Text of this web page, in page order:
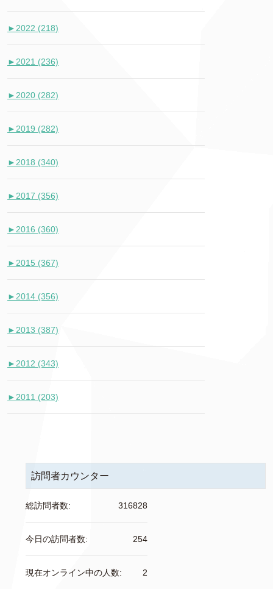
► 2022 (218)
► 2021 (236)
► 2020 (282)
► 2019 (282)
► 2018 (340)
► 2017 (356)
► 2016 (360)
► 2015 (367)
► 2014 (356)
► 2013 (387)
► 2012 (343)
► 2011 (203)
訪問者カウンター
316828
総訪問者数:
254
今日の訪問者数:
2
現在オンライン中の人数: